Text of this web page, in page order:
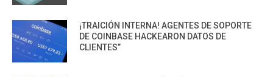
¡TRAICIÓN INTERNA! AGENTES DE SOPORTE
DE COINBASE HACKEARON DATOS DE
CLIENTES”